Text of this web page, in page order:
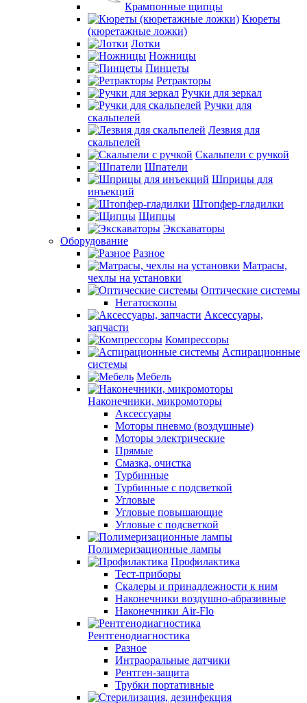
Крампонные щипцы
Кюреты
(кюретажные ложки)
Лотки
Ножницы
Пинцеты
Ретракторы
Ручки для зеркал
Ручки для
скальпелей
Лезвия для
скальпелей
Скальпели с ручкой
Шпатели
Шприцы для
инъекций
Штопфер-гладилки
Щипцы
Экскаваторы
Оборудование
Разное
Матрасы,
чехлы на установки
Оптические системы
Негатоскопы
Аксессуары,
запчасти
Компрессоры
Аспирационные
системы
Мебель
Наконечники, микромоторы
Аксессуары
Моторы пневмо (воздушные)
Моторы электрические
Прямые
Смазка, очистка
Турбинные
Турбинные с подсветкой
Угловые
Угловые повышающие
Угловые с подсветкой
Полимеризационные лампы
Профилактика
Тест-приборы
Скалеры и принадлежности к ним
Наконечники воздушно-абразивные
Наконечники Air-Flo
Рентгенодиагностика
Разное
Интраоральные датчики
Рентген-защита
Трубки портативные